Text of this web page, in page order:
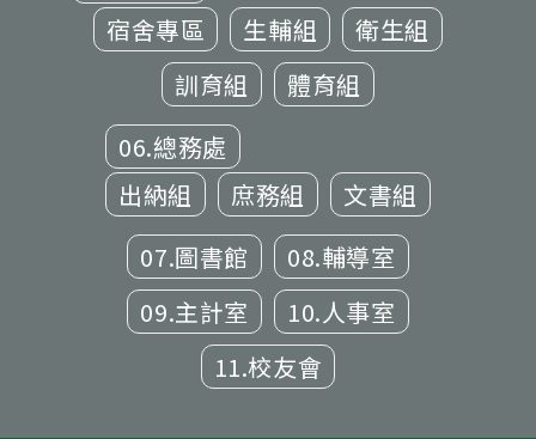
宿舍專區
生輔組
衛生組
訓育組
體育組
06.總務處
出納組
庶務組
文書組
07.圖書館
08.輔導室
09.主計室
10.人事室
11.校友會